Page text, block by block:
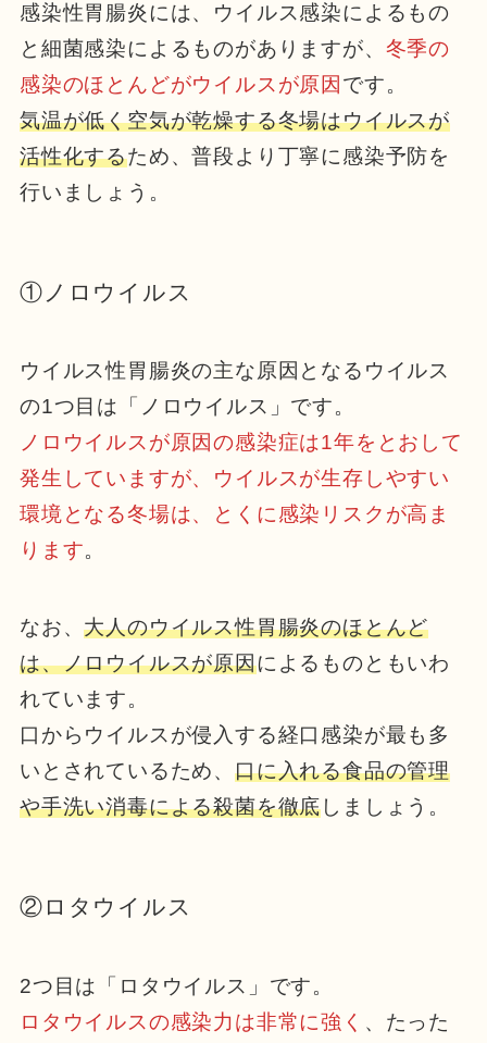
感染性胃腸炎には、ウイルス感染によるもの
と細菌感染によるものがありますが、 冬季の
感染のほとんどがウイルスが原因 です。
気温が低く空気が乾燥する冬場はウイルスが
活性化するため、普段より丁寧に感染予防を
行いましょう。
①ノロウイルス
ウイルス性胃腸炎の主な原因となるウイルス
の1つ目は「ノロウイルス」です。
ノロウイルスが原因の感染症は1年をとおして
発生していますが、ウイルスが生存しやすい
環境となる冬場は、とくに感染リスクが高ま
ります。
なお、大人のウイルス性胃腸炎のほとんど
は、ノロウイルスが原因によるものともいわ
れています。
口からウイルスが侵入する経口感染が最も多
いとされているため、 口に入れる食品の管理
や手洗い消毒による殺菌を徹底しましょう。
②ロタウイルス
2つ目は「ロタウイルス」です。
ロタウイルスの感染力は非常に強く 、たった